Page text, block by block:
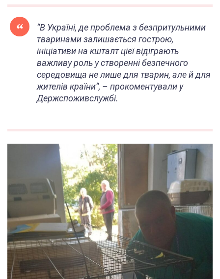
“В Україні, де проблема з безпритульними
тваринами залишається гострою,
ініціативи на кшталт цієї відіграють
важливу роль у створенні безпечного
середовища не лише для тварин, але й для
жителів країни“, – прокоментували у
Держспоживслужбі.